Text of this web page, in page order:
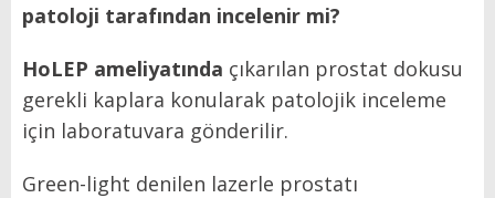
patoloji tarafından incelenir mi?
HoLEP ameliyatında çıkarılan prostat dokusu
gerekli kaplara konularak patolojik inceleme
için laboratuvara gönderilir.
Green-light denilen lazerle prostatı